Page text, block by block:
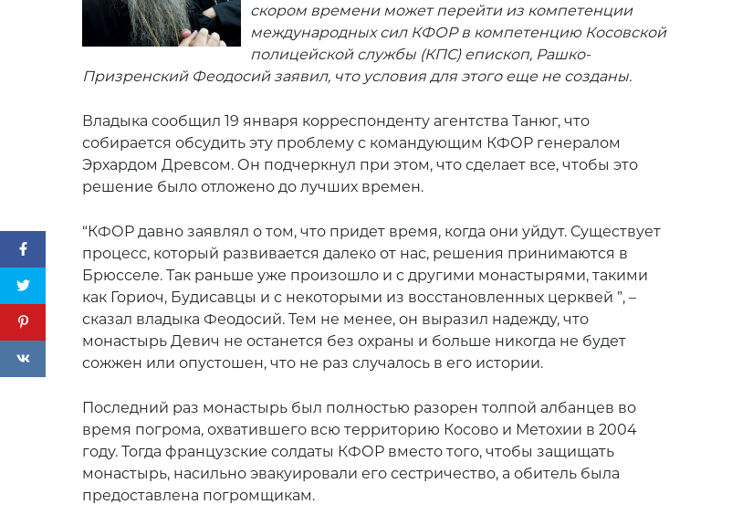
скором времени может перейти из компетенции
международных сил КФОР в компетенцию Косовской
полицейской службы (КПС) епископ, Рашко-
Призренский Феодосий заявил, что условия для этого еще не созданы.
Владыка сообщил 19 января корреспонденту агентства Танюг, что
собирается обсудить эту проблему с командующим КФОР генералом
Эрхардом Древсом. Он подчеркнул при этом, что сделает все, чтобы это
решение было отложено до лучших времен.
“КФОР давно заявлял о том, что придет время, когда они уйдут. Существует
процесс, который развивается далеко от нас, решения принимаются в
Брюсселе. Так раньше уже произошло и с другими монастырями, такими
как Гориоч, Будисавцы и с некоторыми из восстановленных церквей ”, –
сказал владыка Феодосий. Тем не менее, он выразил надежду, что
монастырь Девич не останется без охраны и больше никогда не будет
сожжен или опустошен, что не раз случалось в его истории.
Последний раз монастырь был полностью разорен толпой албанцев во
время погрома, охватившего всю территорию Косово и Метохии в 2004
году. Тогда французские солдаты КФОР вместо того, чтобы защищать
монастырь, насильно эвакуировали его сестричество, а обитель была
предоставлена погромщикам.